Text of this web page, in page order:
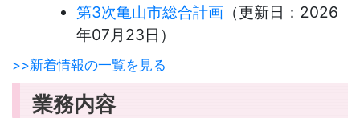
第3次亀山市総合計画 （更新日： 2026
年07月23日 ）
>>新着情報の一覧を見る
業務内容